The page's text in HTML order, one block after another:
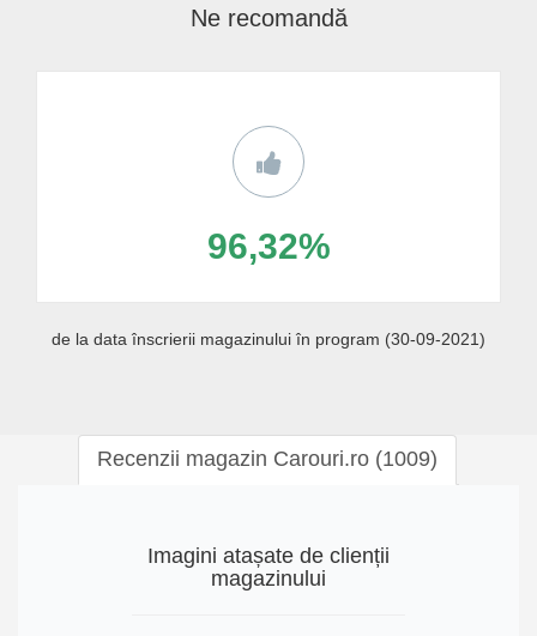
Ne recomandă
96,32%
de la data înscrierii magazinului în program (30-09-2021)
Recenzii magazin Carouri.ro (1009)
Imagini atașate de clienții
magazinului